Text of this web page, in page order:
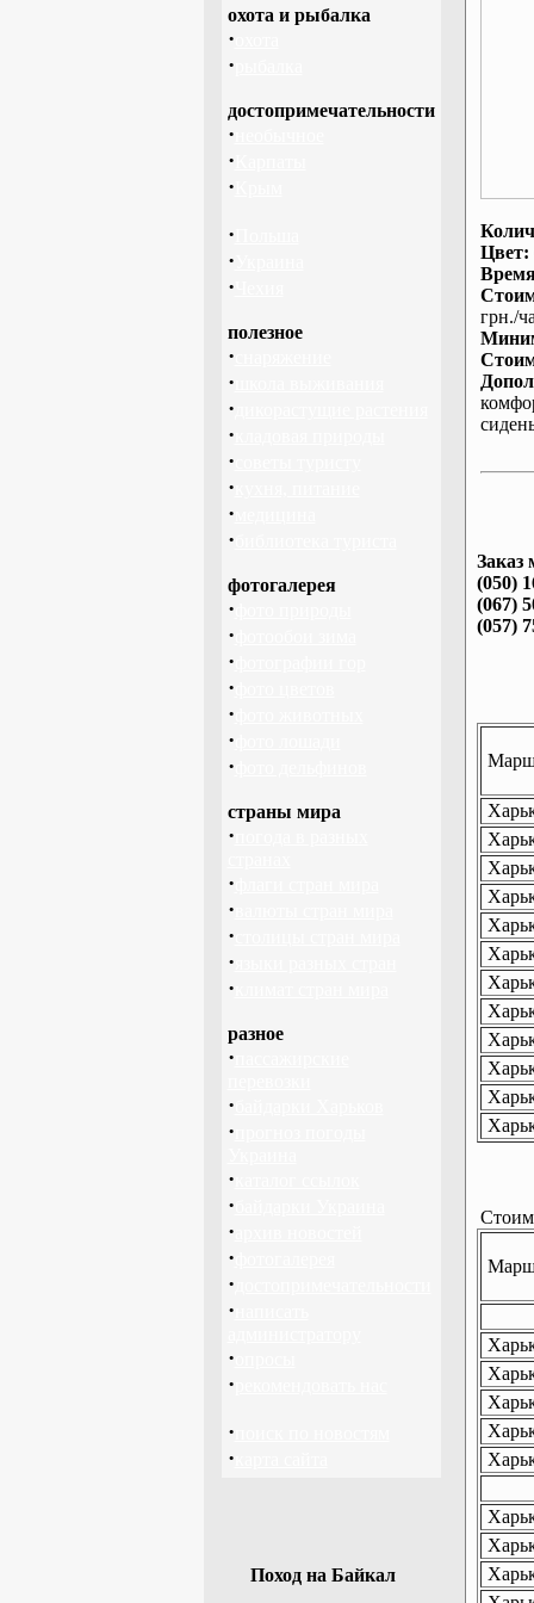
охота и рыбалка
·
·
достопримечательности
·
·
·
·
·
·
полезное
·
·
·
·
·
·
·
·
фотогалерея
·
·
·
·
·
·
·
страны мира
·
·
·
·
·
·
разное
·
·
·
·
·
·
·
·
·
·
·
·
·
Поход на Байкал
Цвет:
грн./
Заказ
(050)
(067)
(057)